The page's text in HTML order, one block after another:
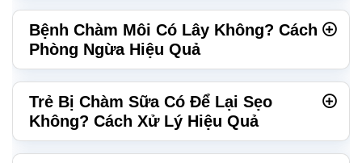
Bệnh Chàm Môi Có Lây Không? Cách
Phòng Ngừa Hiệu Quả
Trẻ Bị Chàm Sữa Có Để Lại Sẹo
Không? Cách Xử Lý Hiệu Quả